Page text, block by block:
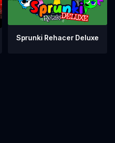
Sprunki Rehacer Deluxe